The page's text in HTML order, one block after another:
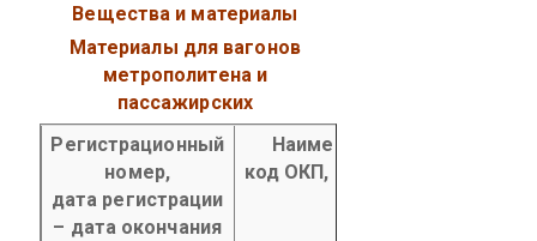
Вещества и материалы
Материалы для вагонов
метрополитена и
пассажирских
Регистрационный
номер,
дата регистрации
– дата окончания
Наименование продукции,
код ОКП, код ТН ВЭД